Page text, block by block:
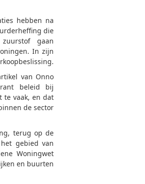
hebben na
die
gaan
In zijn
van Onno
beleid bij
te vaak, en dat
de sector
terug op de
gebied van
Woningwet
en buurten